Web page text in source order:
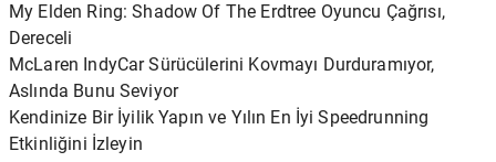
My Elden Ring: Shadow Of The Erdtree Oyuncu Çağrısı,
Dereceli
McLaren IndyCar Sürücülerini Kovmayı Durduramıyor,
Aslında Bunu Seviyor
Kendinize Bir İyilik Yapın ve Yılın En İyi Speedrunning
Etkinliğini İzleyin